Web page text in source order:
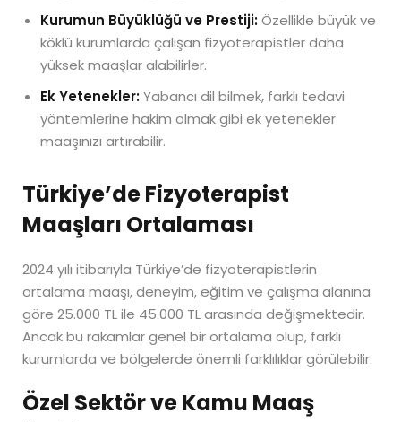
Kurumun Büyüklüğü ve Prestiji:Özellikle büyük ve
köklü kurumlarda çalışan fizyoterapistler daha
yüksek maaşlar alabilirler.
Ek Yetenekler:Yabancı dil bilmek, farklı tedavi
yöntemlerine hakim olmak gibi ek yetenekler
maaşınızı artırabilir.
Türkiye’de Fizyoterapist
Maaşları Ortalaması
2024 yılı itibarıyla Türkiye’de fizyoterapistlerin
ortalama maaşı, deneyim, eğitim ve çalışma alanına
göre 25.000 TL ile 45.000 TL arasında değişmektedir.
Ancak bu rakamlar genel bir ortalama olup, farklı
kurumlarda ve bölgelerde önemli farklılıklar görülebilir.
Özel Sektör ve Kamu Maaş